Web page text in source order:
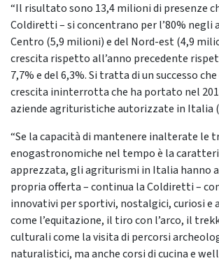
“Il risultato sono 13,4 milioni di presenze
Coldiretti – si concentrano per l’80% negli
Centro (5,9 milioni) e del Nord-est (4,9
crescita rispetto all’anno precedente
7,7% e del 6,3%. Si tratta di un successo
crescita ininterrotta che ha portato nel
aziende agrituristiche autorizzate in Italia
“Se la capacità di mantenere inalterate le
enogastronomiche nel tempo è la
apprezzata, gli agriturismi in Italia hanno
propria offerta – continua la Coldiretti –
innovativi per sportivi, nostalgici, curiosi e
come l’equitazione, il tiro con l’arco, il
culturali come la visita di percorsi
naturalistici, ma anche corsi di cucina e